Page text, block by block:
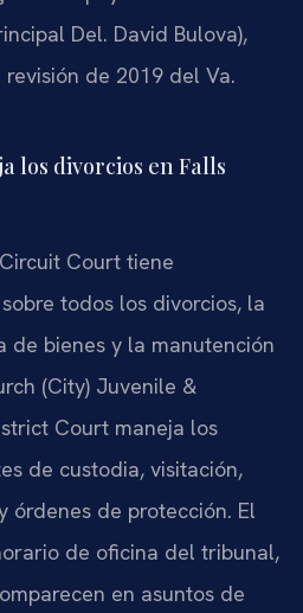
Del. David Bulova),
de 2019 del Va.
los divorcios en Falls
Court tiene
todos los divorcios, la
de bienes y la manutención
(City) Juvenile &
Court maneja los
de custodia, visitación,
órdenes de protección. El
de oficina del tribunal,
en asuntos de